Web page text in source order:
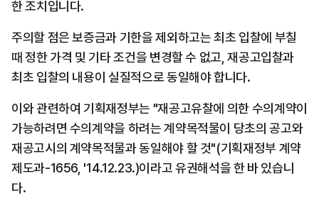
한 조치입니다.
주의할 점은 보증금과 기한을 제외하고는 최초 입찰에 부칠
때 정한 가격 및 기타 조건을 변경할 수 없고, 재공고입찰과
최초 입찰의 내용이 실질적으로 동일해야 합니다.
이와 관련하여 기획재정부는 "재공고유찰에 의한 수의계약이
가능하려면 수의계약을 하려는 계약목적물이 당초의 공고와
재공고시의 계약목적물과 동일해야 할 것"(기획재정부 계약
제도과-1656, '14.12.23.)이라고 유권해석을 한 바 있습니
다.